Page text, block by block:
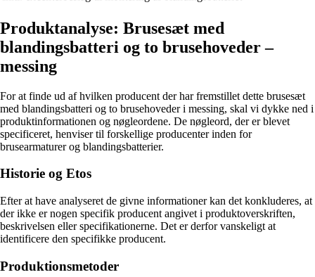
Produktanalyse: Brusesæt med
blandingsbatteri og to brusehoveder –
messing
For at finde ud af hvilken producent der har fremstillet dette brusesæt
med blandingsbatteri og to brusehoveder i messing, skal vi dykke ned i
produktinformationen og nøgleordene. De nøgleord, der er blevet
specificeret, henviser til forskellige producenter inden for
brusearmaturer og blandingsbatterier.
Historie og Etos
Efter at have analyseret de givne informationer kan det konkluderes, at
der ikke er nogen specifik producent angivet i produktoverskriften,
beskrivelsen eller specifikationerne. Det er derfor vanskeligt at
identificere den specifikke producent.
Produktionsmetoder